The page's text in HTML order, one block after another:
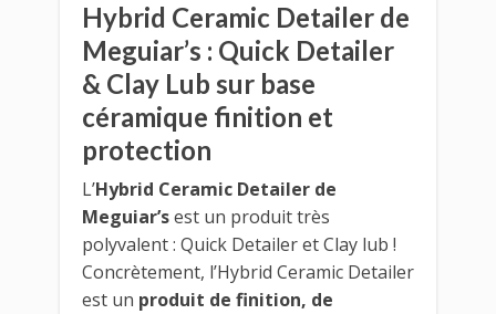
Hybrid Ceramic Detailer de
Meguiar’s : Quick Detailer
& Clay Lub sur base
céramique finition et
protection
L’Hybrid Ceramic Detailer de
Meguiar’sest un produit très
polyvalent : Quick Detailer et Clay lub !
Concrètement, l’Hybrid Ceramic Detailer
est un produit de finition, de